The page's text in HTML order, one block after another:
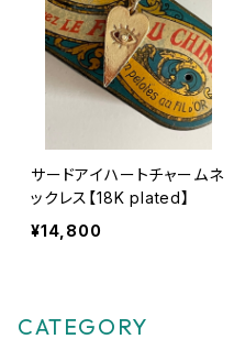
サードアイハートチャームネ
ックレス【18K plated】
¥14,800
CATEGORY